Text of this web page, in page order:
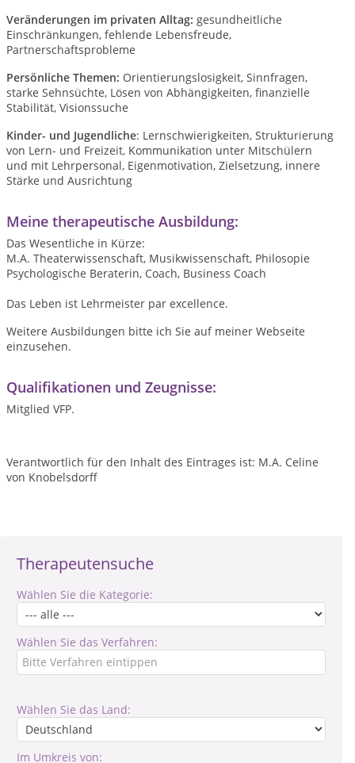
Therapeutensuche
Wählen Sie die Kategorie:
Wählen Sie das Verfahren:
Wählen Sie das Land:
Im Umkreis von:
Veränderungen im privaten Alltag: gesundheitliche
Einschränkungen, fehlende Lebensfreude,
Partnerschaftsprobleme
Persönliche Themen: Orientierungslosigkeit, Sinnfragen,
starke Sehnsüchte, Lösen von Abhängigkeiten, finanzielle
Stabilität, Visionssuche
Kinder- und Jugendliche: Lernschwierigkeiten, Strukturierung
von Lern- und Freizeit, Kommunikation unter Mitschülern
und mit Lehrpersonal, Eigenmotivation, Zielsetzung, innere
Stärke und Ausrichtung
Meine therapeutische Ausbildung:
Das Wesentliche in Kürze:
M.A. Theaterwissenschaft, Musikwissenschaft, Philosopie
Psychologische Beraterin, Coach, Business Coach
Das Leben ist Lehrmeister par excellence.
Weitere Ausbildungen bitte ich Sie auf meiner Webseite
einzusehen.
Qualifikationen und Zeugnisse:
Mitglied VFP.
Verantwortlich für den Inhalt des Eintrages ist: M.A. Celine
von Knobelsdorff